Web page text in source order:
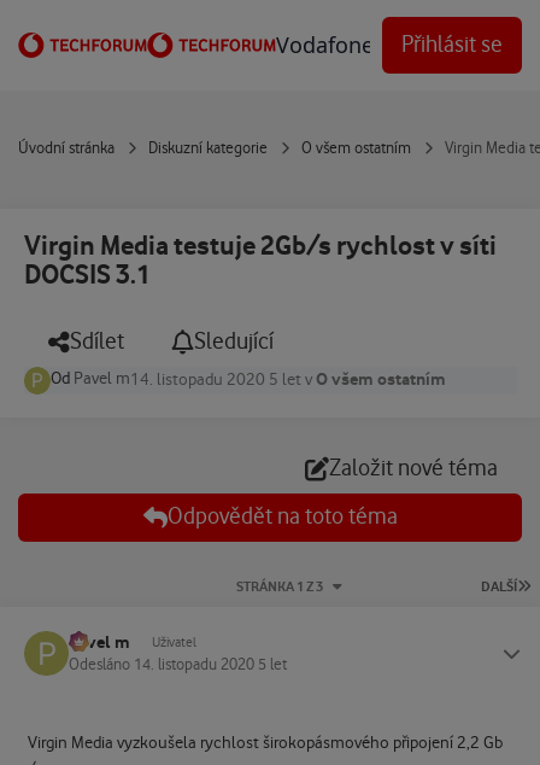
Vodafone Techforum
Přihlásit se
Úvodní stránka Diskuzní kategorie O všem ostatním Virgin Media
Virgin Media testuje 2Gb/s rychlost v síti
DOCSIS 3.1
Sdílet Sledující
Od Pavel m14. listopadu 2020 5 let v O všem ostatním
Založit nové téma
Odpovědět na toto téma
DALŠÍ
STRÁNKA 1 Z 3
Pavel m Uživatel
Odesláno 14. listopadu 2020 5 let
Virgin Media vyzkoušela rychlost širokopásmového připojení 2,2 Gb